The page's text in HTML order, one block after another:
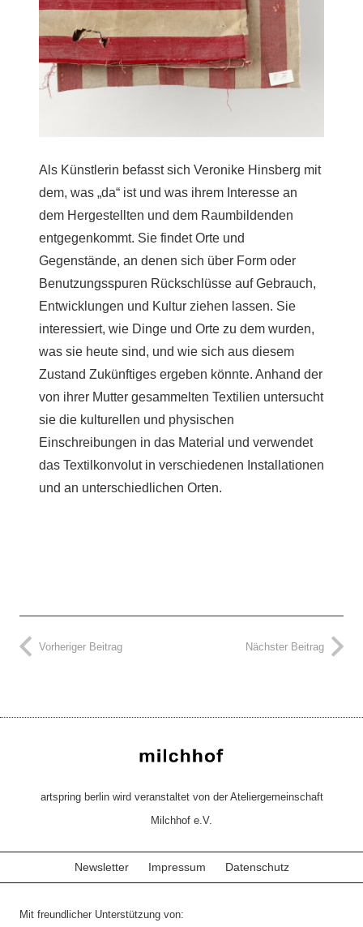
Als Künstlerin befasst sich Veronike Hinsberg mit
dem, was „da“ ist und was ihrem Interesse an
dem Hergestellten und dem Raumbildenden
entgegenkommt. Sie findet Orte und
Gegenstände, an denen sich über Form oder
Benutzungsspuren Rückschlüsse auf Gebrauch,
Entwicklungen und Kultur ziehen lassen. Sie
interessiert, wie Dinge und Orte zu dem wurden,
was sie heute sind, und wie sich aus diesem
Zustand Zukünftiges ergeben könnte. Anhand der
von ihrer Mutter gesammelten Textilien untersucht
sie die kulturellen und physischen
Einschreibungen in das Material und verwendet
das Textilkonvolut in verschiedenen Installationen
und an unterschiedlichen Orten.
Vorheriger Beitrag Nächster Beitrag
artspring berlin wird veranstaltet von der Ateliergemeinschaft
Milchhof e.V.
Newsletter Impressum Datenschutz
Mit freundlicher Unterstützung von: